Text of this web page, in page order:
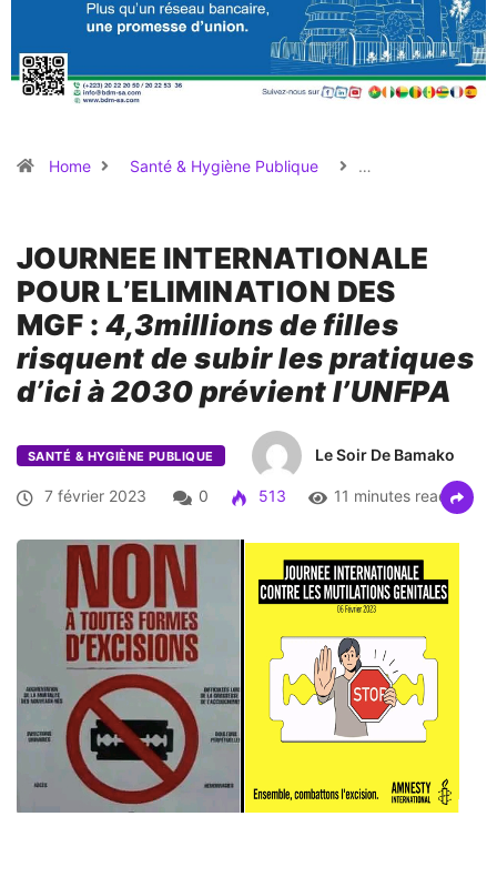
Home Santé & Hygiène Publique …
JOURNEE INTERNATIONALE
POUR L’ELIMINATION DES
MGF : 4,3millions de filles
risquent de subir les pratiques
d’ici à 2030 prévient l’UNFPA
SANTÉ & HYGIÈNE PUBLIQUE Le Soir De Bamako
7 février 2023 0 513 11 minutes read